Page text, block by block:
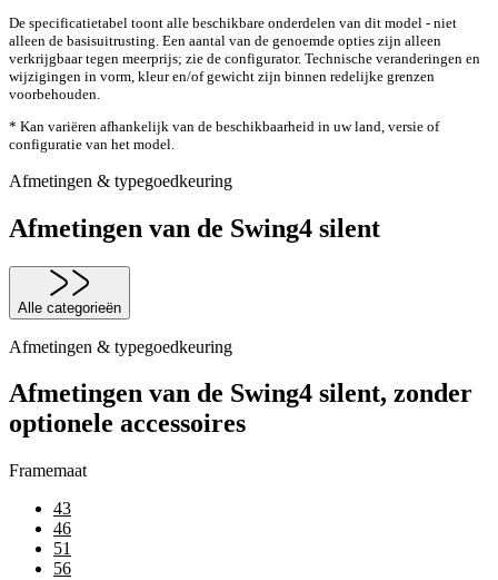
De specificatietabel toont alle beschikbare onderdelen van dit model - niet
alleen de basisuitrusting. Een aantal van de genoemde opties zijn alleen
verkrijgbaar tegen meerprijs; zie de configurator. Technische veranderingen en
wijzigingen in vorm, kleur en/of gewicht zijn binnen redelijke grenzen
voorbehouden.
* Kan variëren afhankelijk van de beschikbaarheid in uw land, versie of
configuratie van het model.
Afmetingen & typegoedkeuring
Afmetingen van de Swing4 silent
Alle categorieën
Afmetingen & typegoedkeuring
Afmetingen van de Swing4 silent, zonder
optionele accessoires
Framemaat
43
46
51
56